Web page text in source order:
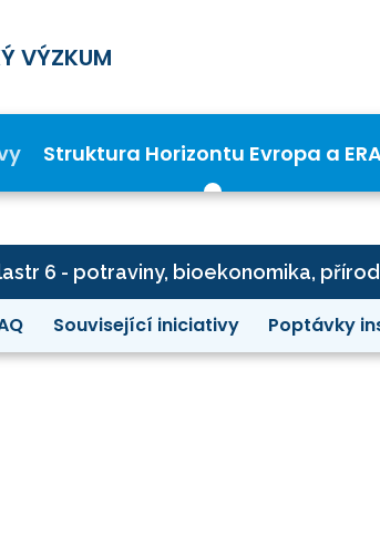
VÝZKUM
Struktura Horizontu Evropa a
Související iniciativy Poptávky